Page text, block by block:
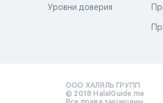
Уровни доверия
ООО ХАЛЯЛЬ ГРУПП
© 2018 HalalGuide.me